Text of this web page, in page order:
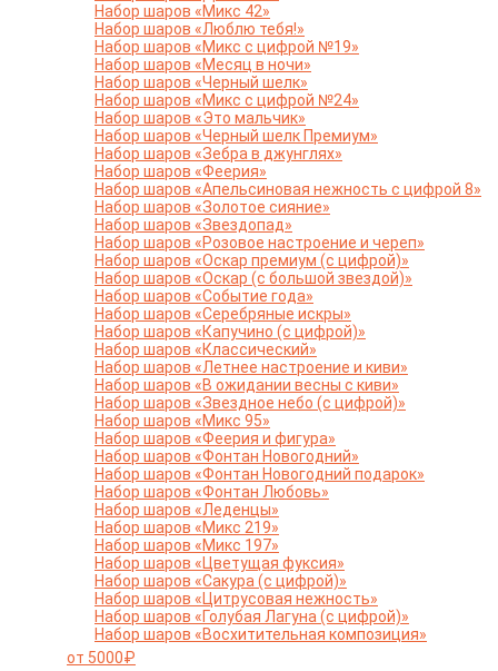
Набор шаров «Микс 42»
Набор шаров «Люблю тебя!»
Набор шаров «Микс с цифрой №19»
Набор шаров «Месяц в ночи»
Набор шаров «Черный шелк»
Набор шаров «Микс с цифрой №24»
Набор шаров «Это мальчик»
Набор шаров «Черный шелк Премиум»
Набор шаров «Зебра в джунглях»
Набор шаров «Феерия»
Набор шаров «Апельсиновая нежность с цифрой 8»
Набор шаров «Золотое сияние»
Набор шаров «Звездопад»
Набор шаров «Розовое настроение и череп»
Набор шаров «Оскар премиум (с цифрой)»
Набор шаров «Оскар (с большой звездой)»
Набор шаров «Событие года»
Набор шаров «Серебряные искры»
Набор шаров «Капучино (с цифрой)»
Набор шаров «Классический»
Набор шаров «Летнее настроение и киви»
Набор шаров «В ожидании весны с киви»
Набор шаров «Звездное небо (с цифрой)»
Набор шаров «Микс 95»
Набор шаров «Феерия и фигура»
Набор шаров «Фонтан Новогодний»
Набор шаров «Фонтан Новогодний подарок»
Набор шаров «Фонтан Любовь»
Набор шаров «Леденцы»
Набор шаров «Микс 219»
Набор шаров «Микс 197»
Набор шаров «Цветущая фуксия»
Набор шаров «Сакура (с цифрой)»
Набор шаров «Цитрусовая нежность»
Набор шаров «Голубая Лагуна (с цифрой)»
Набор шаров «Восхитительная композиция»
от 5000₽